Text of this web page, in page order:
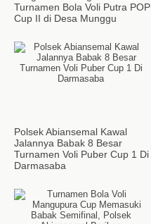
Turnamen Bola Voli Putra POP
Cup II di Desa Munggu
Polsek Abiansemal Kawal
Jalannya Babak 8 Besar
Turnamen Voli Puber Cup 1 Di
Darmasaba